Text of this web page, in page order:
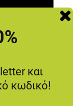
και
κωδικό!